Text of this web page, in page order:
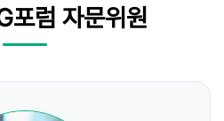
포럼 자문위원